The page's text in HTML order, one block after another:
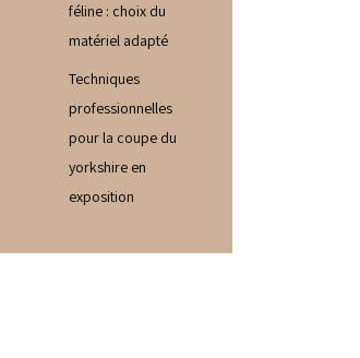
féline : choix du
matériel adapté
Techniques
professionnelles
pour la coupe du
yorkshire en
exposition